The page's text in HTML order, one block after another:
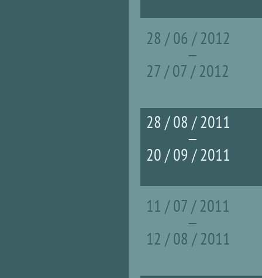
28 / 06 / 2012
—
27 / 07 / 2012
28 / 08 / 2011
—
20 / 09 / 2011
11 / 07 / 2011
—
12 / 08 / 2011